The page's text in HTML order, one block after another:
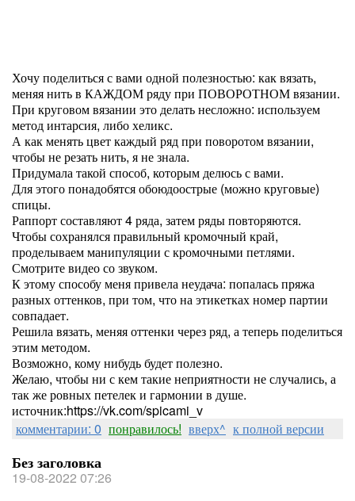
Хочу поделиться с вами одной полезностью: как вязать,
меняя нить в КАЖДОМ ряду при ПОВОРОТНОМ вязании.
При круговом вязании это делать несложно: используем
метод интарсия, либо хеликс.
А как менять цвет каждый ряд при поворотом вязании,
чтобы не резать нить, я не знала.
Придумала такой способ, которым делюсь с вами.
Для этого понадобятся обоюдоострые (можно круговые)
спицы.
Раппорт составляют 4 ряда, затем ряды повторяются.
Чтобы сохранялся правильный кромочный край,
проделываем манипуляции с кромочными петлями.
Смотрите видео со звуком.
К этому способу меня привела неудача: попалась пряжа
разных оттенков, при том, что на этикетках номер партии
совпадает.
Решила вязать, меняя оттенки через ряд, а теперь поделиться
этим методом.
Возможно, кому нибудь будет полезно.
Желаю, чтобы ни с кем такие неприятности не случались, а
так же ровных петелек и гармонии в душе.
источник:https://vk.com/spicami_v
комментарии: 0 понравилось! вверх^ к полной версии
Без заголовка
19-08-2022 07:26